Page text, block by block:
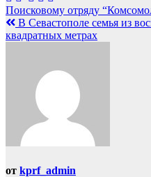
Навигация
по
Поисковому отряду
В Севастополе семья из
квадратных метрах
от kprf_admin